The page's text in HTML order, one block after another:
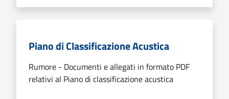
Piano di Classificazione Acustica
Rumore - Documenti e allegati in formato PDF
relativi al Piano di classificazione acustica